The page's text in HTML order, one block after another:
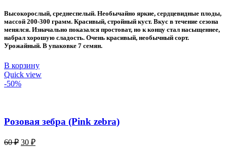
составляла
60 ₽.
30 ₽.
Высокорослый, среднеспелый. Необычайно яркие, сердцевидные плоды,
массой 200-300 грамм. Красивый, стройный куст. Вкус в течение сезона
менялся. Изначально показался простоват, но к концу стал насыщеннее,
набрал хорошую сладость. Очень красивый, необычный сорт.
Урожайный. В упаковке 7 семян.
В корзину
Quick view
-50%
Розовая зебра (Pink zebra)
60₽ Первоначальная
30 ₽Текущая